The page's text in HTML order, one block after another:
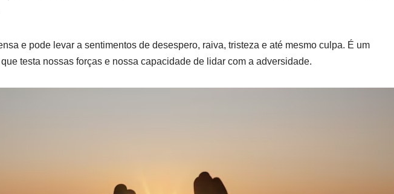
e pode levar a sentimentos de desespero, raiva, tristeza e até mesmo culpa. É um
testa nossas forças e nossa capacidade de lidar com a adversidade.